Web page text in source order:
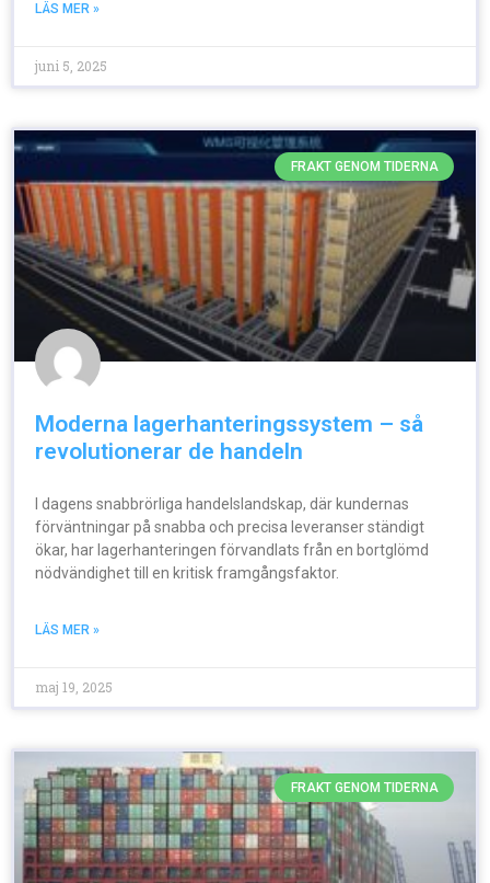
LÄS MER »
juni 5, 2025
FRAKT GENOM TIDERNA
Moderna lagerhanteringssystem – så
revolutionerar de handeln
I dagens snabbrörliga handelslandskap, där kundernas
förväntningar på snabba och precisa leveranser ständigt
ökar, har lagerhanteringen förvandlats från en bortglömd
nödvändighet till en kritisk framgångsfaktor.
LÄS MER »
maj 19, 2025
FRAKT GENOM TIDERNA